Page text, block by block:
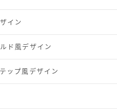
イン
ド風デザイン
ップ風デザイン